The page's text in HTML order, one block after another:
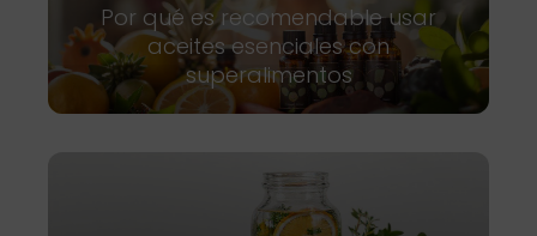
Por qué es recomendable usar
aceites esenciales con
superalimentos